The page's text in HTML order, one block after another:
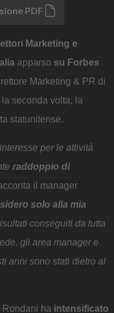
PDF
Marketing e
apparso su Forbes
Marketing & PR di
seconda volta, la
statunitense.
per le attività
raddoppio di
il manager
solo alla mia
conseguiti da tutta
gli area manager e
anni sono stati dietro al
Rondani ha intensificato